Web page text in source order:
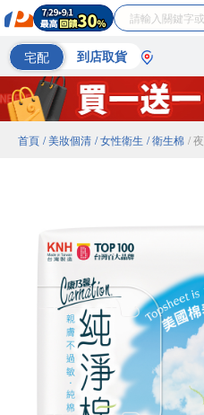
宅配 到店取貨
首頁 / 美妝個清 / 女性衛生 / 衛生棉 /